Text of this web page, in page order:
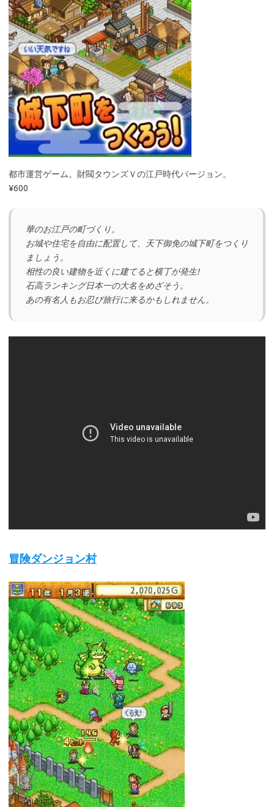
都市運営ゲーム。財閥タウンズＶの江戸時代バージョン。
¥600
華のお江戸の町づくり。
お城や住宅を自由に配置して、天下御免の城下町をつくり
ましょう。
相性の良い建物を近くに建てると横丁が発生!
石高ランキング日本一の大名をめざそう。
あの有名人もお忍び旅行に来るかもしれません。
冒険ダンジョン村